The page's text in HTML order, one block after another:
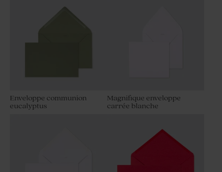
Enveloppe communion
eucalyptus
Magnifique enveloppe
carrée blanche